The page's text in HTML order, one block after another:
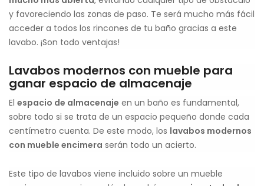
y favoreciendo las zonas de paso. Te será mucho más fácil
acceder a todos los rincones de tu baño gracias a este
lavabo. ¡Son todo ventajas!
Lavabos modernos con mueble para
ganar espacio de almacenaje
El espacio de almacenaje en un baño es fundamental,
sobre todo si se trata de un espacio pequeño donde cada
centímetro cuenta. De este modo, los lavabos modernos
con mueble encimera serán todo un acierto.
Este tipo de lavabos viene incluido sobre un mueble